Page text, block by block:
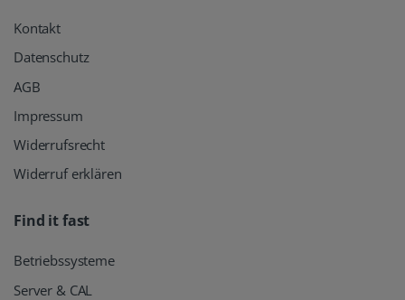
Kontakt
Datenschutz
AGB
Impressum
Widerrufsrecht
Widerruf erklären
Find it fast
Betriebssysteme
Server & CAL